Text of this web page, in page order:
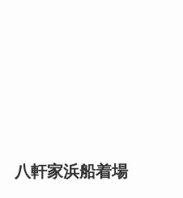
八軒家浜船着場